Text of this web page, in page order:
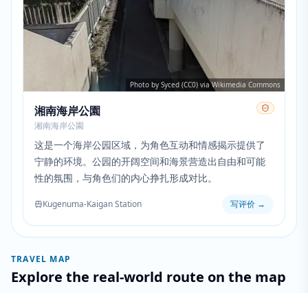
Photo by Syced (CC0) via Wikimedia Commons
湘南海岸公園
湘南海岸公園
这是一个海岸公园区域，为角色互动和情感揭示提供了
宁静的环境。公园的开阔空间和海景营造出自由和可能
性的氛围，与角色们的内心挣扎形成对比。
Kugenuma-Kaigan Station 写评价 →
TRAVEL MAP
Explore the real-world route on the map